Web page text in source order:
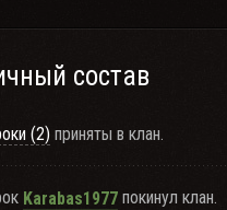
состав
(2) приняты в клан.
Karabas1977 покинул клан.